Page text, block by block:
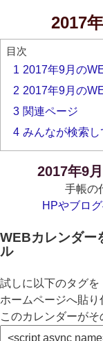
2017
目次
1 2017年9月の
2 2017年9月の
3 関連ページ
4 みんなが検索
2017年9
手帳の
HPやブロ
WEBカレンダー
ル
試しに以下のタグを
ホームページへ貼り
このカレンダーが